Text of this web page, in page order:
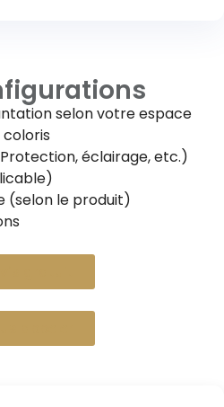
selon votre espace
éclairage, etc.)
(selon le produit)